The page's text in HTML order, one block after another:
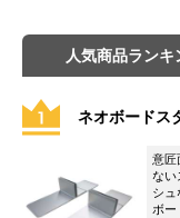
人気商品ランキ
ネオボードス
意匠
ない
シュ
ボー